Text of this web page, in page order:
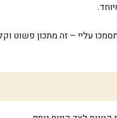
עליי – זה מתכון פשוט